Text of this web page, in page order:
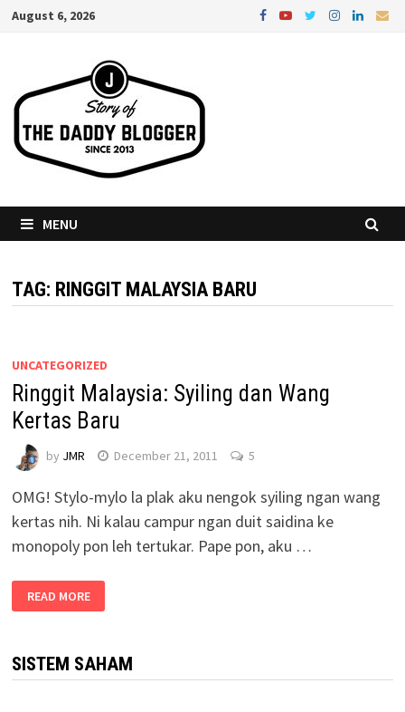
SkipAugust 6, 2026
MENU
TAG: RINGGIT MALAYSIA BARU
UNCATEGORIZED
Ringgit Malaysia: Syiling dan Wang
Kertas Baru
by JMR December 21, 2011 5
OMG! Stylo-mylo la plak aku nengok syiling ngan wang
kertas nih. Ni kalau campur ngan duit saidina ke
monopoly pon leh tertukar. Pape pon, aku …
READ MORE
SISTEM SAHAM